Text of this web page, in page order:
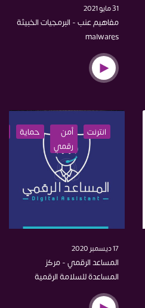
31 مايو 2021
مفاهيم عنب - البرمجيات الخبيثة
malwares
انترنت
أمن
رقمي
حماية
17 ديسمبر 2020
المساعد الرقمي - مركز
المساعدة للسلامة الرقمية